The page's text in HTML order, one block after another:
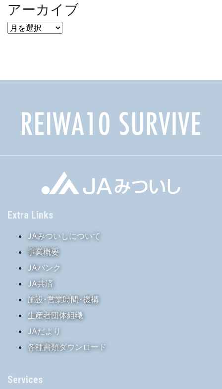
アーカイブ
ア
Extra Links
JAみついしについて
事業概要
JAバンク
JA共済
施設･営業時間･機構
生産者団体組織
JAだより
各種書類ダウンロード
Services